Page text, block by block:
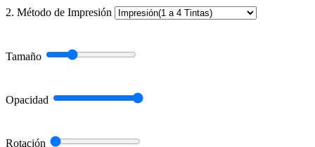
2. Método de Impresión
Tamaño
Opacidad
Rotación